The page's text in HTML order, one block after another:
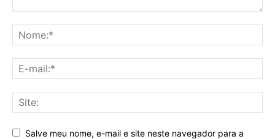
Salve meu nome, e-mail e site neste navegador para a